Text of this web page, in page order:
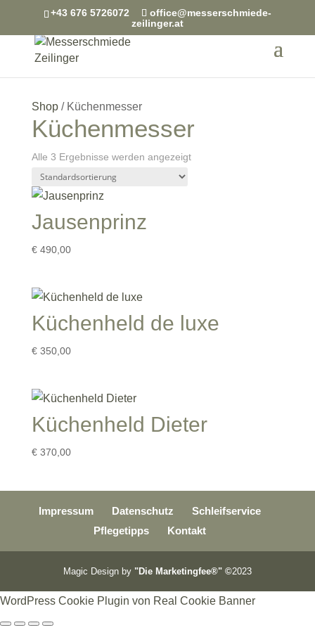
+43 676 5726072
office@messerschmiede-
zeilinger.at
Shop/ Küchenmesser
Küchenmesser
Alle 3 Ergebnisse werden angezeigt
Jausenprinz
€490,00
Küchenheld de luxe
€350,00
Küchenheld Dieter
€370,00
Impressum Datenschutz
Schleifservice
Pflegetipps
Kontakt
Magic Design by "Die Marketingfee®" ©2023
WordPress Cookie Plugin von Real Cookie Banner